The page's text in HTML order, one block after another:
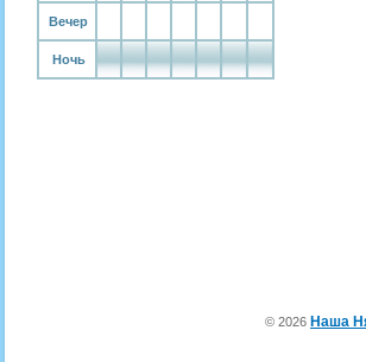
Вечер
Ночь
© 2026 Наша